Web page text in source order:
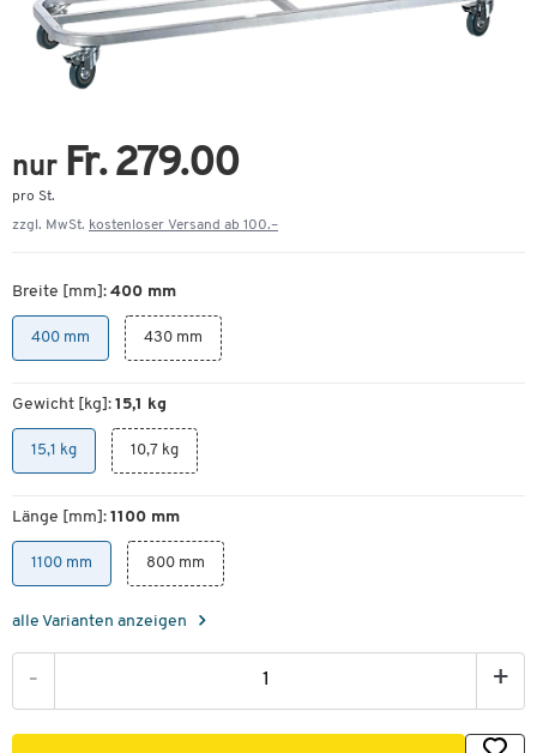
nur Fr. 279.00
pro St.
zzgl. MwSt. kostenloser Versand ab 100.–
Breite [mm]: 400 mm
400 mm 430 mm
Gewicht [kg]: 15,1 kg
15,1 kg 10,7 kg
Länge [mm]: 1100 mm
1100 mm 800 mm
alle Varianten anzeigen
- +